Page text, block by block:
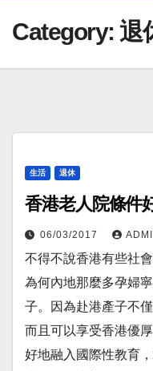
Category: 退
生活 退休
香港老人院條件
06/03/2017
不得不說香港有些社
為何內地那麼多孕婦
子。因為赴港產子不
而且可以享受香港優
好地融入國際性教育